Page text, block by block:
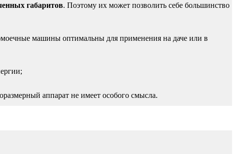
габаритов. Поэтому их может позволить себе большинство
машины оптимальны для применения на даче или в
аппарат не имеет особого смысла.